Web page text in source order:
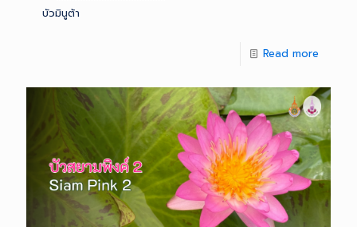
บัวมินูต้า
Read more